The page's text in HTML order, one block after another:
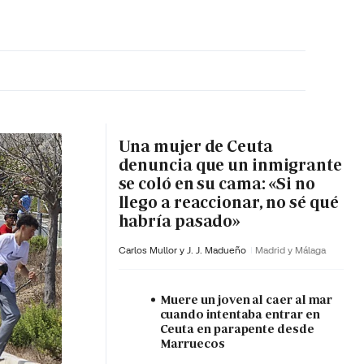
Una mujer de Ceuta
denuncia que un inmigrante
se coló en su cama: «Si no
llego a reaccionar, no sé qué
habría pasado»
Carlos Mullor y J. J. Madueño Madrid y Málaga
Muere un joven al caer al mar
cuando intentaba entrar en
Ceuta en parapente desde
Marruecos